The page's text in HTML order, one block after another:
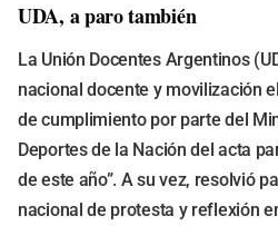
UDA, a paro también
La Unión Docentes Argentinos
nacional docente y movilización
de cumplimiento por parte del
Deportes de la Nación del acta
de este año”. A su vez, resolvió
nacional de protesta y reflexión